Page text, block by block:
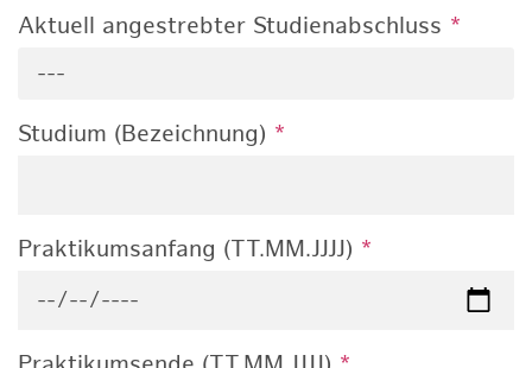
Aktuell angestrebter Studienabschluss *
---
Studium (Bezeichnung) *
Praktikumsanfang (TT.MM.JJJJ) *